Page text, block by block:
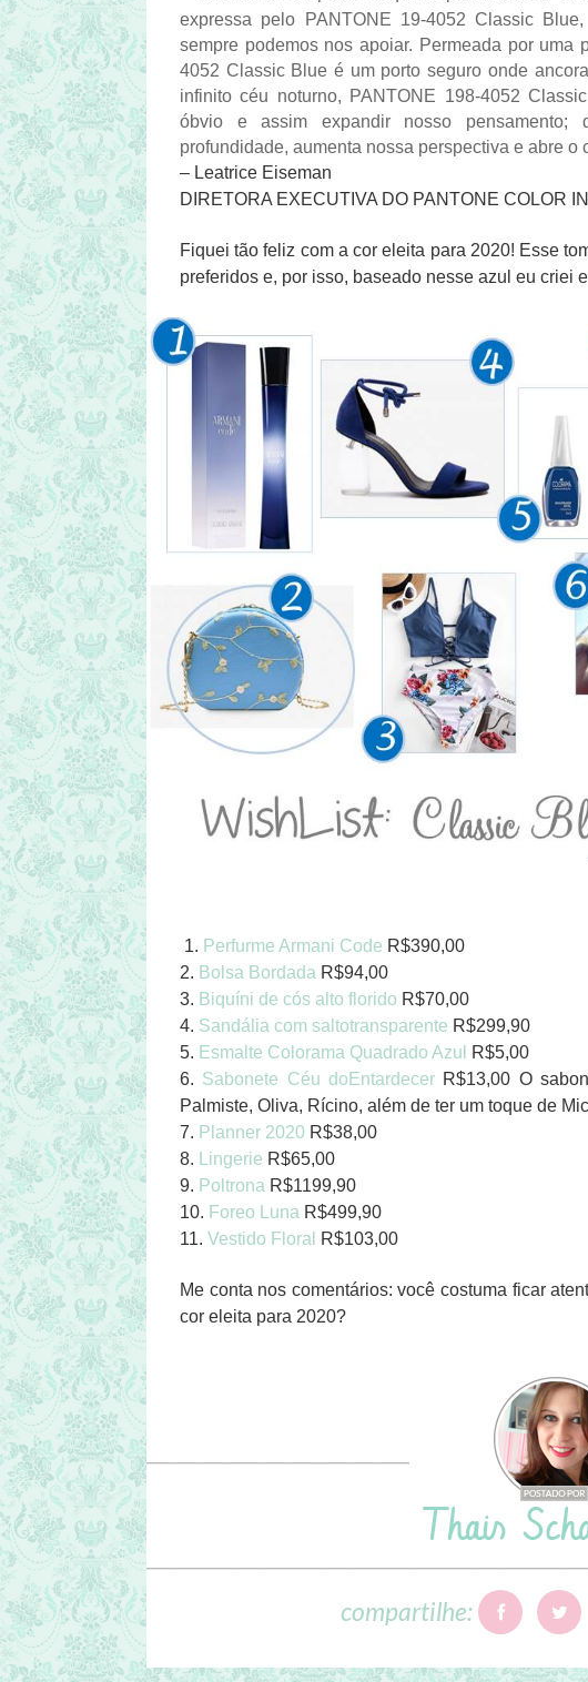
expressa pelo PANTONE 19-4052 Classic
sempre podemos nos apoiar. Permeada por uma
4052 Classic Blue é um porto seguro onde
infinito céu noturno, PANTONE 198-4052
óbvio e assim expandir nosso pensamento;
profundidade, aumenta nossa perspectiva e abre o
– Leatrice Eiseman
DIRETORA EXECUTIVA DO PANTONE COLOR
Fiquei tão feliz com a cor eleita para 2020! Esse
preferidos e, por isso, baseado nesse azul eu criei
1. Perfurme Armani Code R$390,00
2. Bolsa Bordada R$94,00
3. Biquíni de cós alto florido R$70,00
4. Sandália com saltotransparente R$299,90
5. Esmalte Colorama Quadrado Azul
R$5,00
6. Sabonete Céu doEntardecer R$13,00 O
Palmiste, Oliva, Rícino, além de ter um toque de
7. Planner 2020 R$38,00
8.
Lingerie R$65,00
9. Poltrona R$1199,90
10. Foreo Luna R$499,90
11. Vestido Floral R$103,00
Me conta nos comentários: você costuma ficar
cor eleita para 2020?
compartilhe: